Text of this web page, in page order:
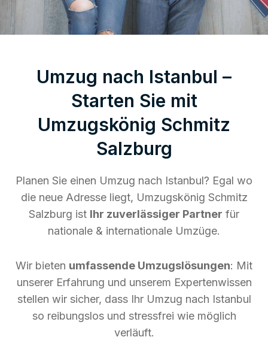
Umzug nach Istanbul –
Starten Sie mit
Umzugskönig Schmitz
Salzburg
Planen Sie einen Umzug nach Istanbul? Egal wo
die neue Adresse liegt, Umzugskönig Schmitz
Salzburg ist Ihr zuverlässiger Partner für
nationale & internationale Umzüge.
Wir bieten umfassende Umzugslösungen: Mit
unserer Erfahrung und unserem Expertenwissen
stellen wir sicher, dass Ihr Umzug nach Istanbul
so reibungslos und stressfrei wie möglich
verläuft.